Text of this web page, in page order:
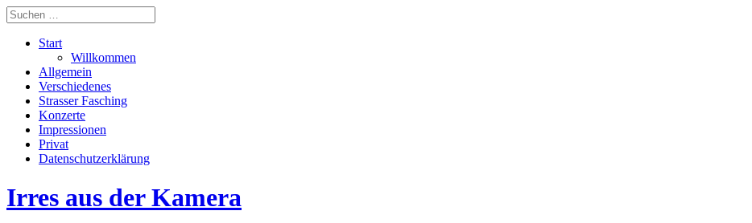
Start
Willkommen
Allgemein
Verschiedenes
Strasser Fasching
Konzerte
Impressionen
Privat
Datenschutzerklärung
Irres aus der Kamera